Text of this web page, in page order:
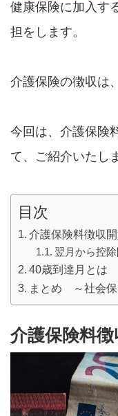
健康保険に加入す
担をします。
介護保険の徴収は
今回は、介護保険
て、ご紹介いたし
目次
介護保険料徴収
翌月から控
40歳到達月とは
まとめ ～社会保
介護保険料